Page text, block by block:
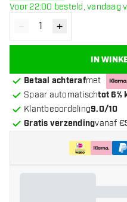
Voor 22:00 besteld, vandaag
Verminder hoeveelheid
- Verhoog
+
IN
Betaal achterafmet
Spaar automatischtot 6%
Klantbeoordeling9.0/10
Gratis verzendingvanaf